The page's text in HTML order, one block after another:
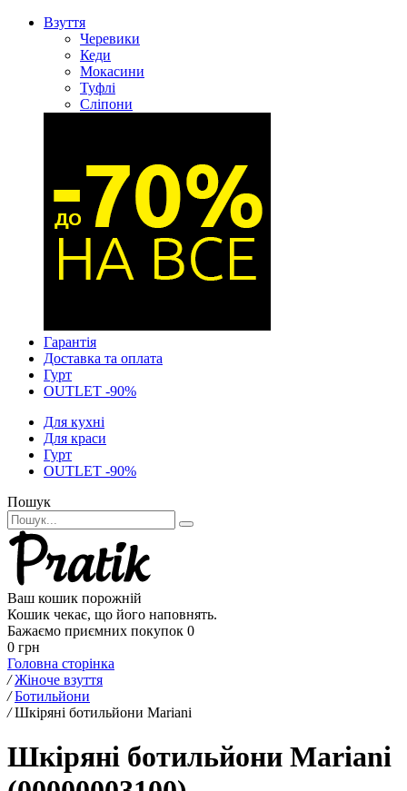
Взуття
Черевики
Кеди
Мокасини
Туфлі
Сліпони
Гарантія
Доставка та оплата
Гурт
OUTLET -90%
Для кухні
Для краси
Гурт
OUTLET -90%
Пошук
Ваш кошик порожній
Кошик чекає, що його наповнять.
Бажаємо приємних покупок 0
0 грн
Головна сторінка
/ Жіноче взуття
/ Ботильйони
/ Шкіряні ботильйони Mariani
Шкіряні ботильйони Mariani